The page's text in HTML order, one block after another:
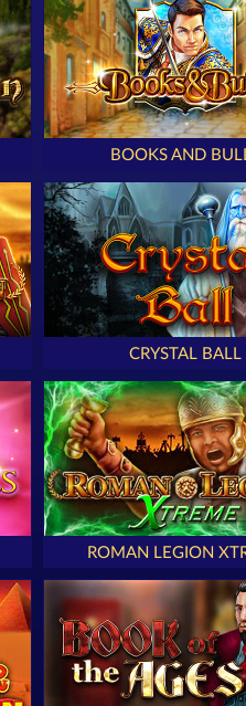
BOOKS AND
CRYSTAL BALL
ROMAN LEGION